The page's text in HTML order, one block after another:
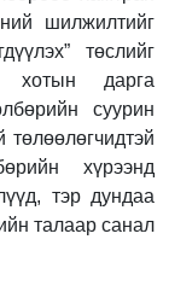
шилжилтийг
төслийг
хотын дарга
суурин
төлөөлөгчидтэй
хүрээнд
тэр дундаа
талаар санал